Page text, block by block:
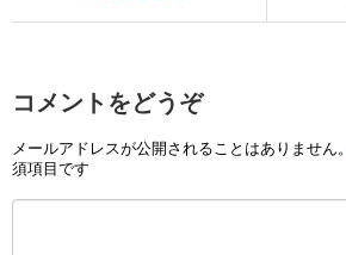
コメントをどうぞ
メールアドレスが公開されることはありません。
須項目です